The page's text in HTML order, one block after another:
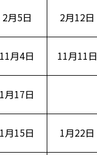
2月5日 2月12日
11月4日 11月11日
1月17日
1月15日 1月22日